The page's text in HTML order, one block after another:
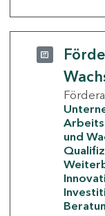
und